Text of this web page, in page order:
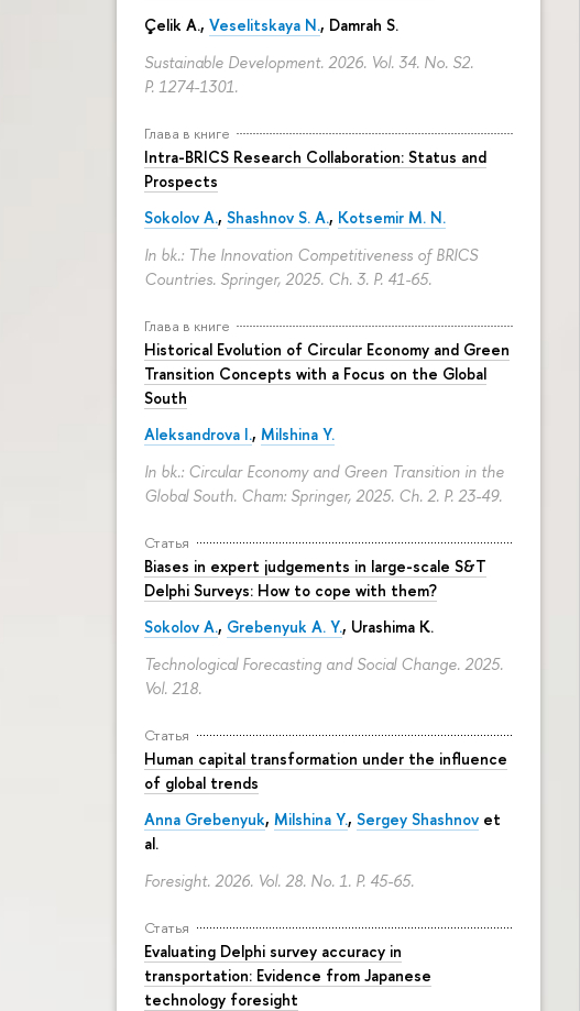
Çelik A., Veselitskaya N., Damrah S.
Sustainable Development. 2026. Vol. 34. No. S2.
P. 1274-1301.
Глава в книге
Intra-BRICS Research Collaboration: Status and
Prospects
Sokolov A., Shashnov S. A., Kotsemir M. N.
In bk.: The Innovation Competitiveness of BRICS
Countries. Springer, 2025. Ch. 3. P. 41-65.
Глава в книге
Historical Evolution of Circular Economy and Green
Transition Concepts with a Focus on the Global
South
Aleksandrova I., Milshina Y.
In bk.: Circular Economy and Green Transition in the
Global South. Cham: Springer, 2025. Ch. 2. P. 23-49.
Статья
Biases in expert judgements in large-scale S&T
Delphi Surveys: How to cope with them?
Sokolov A., Grebenyuk A. Y., Urashima K.
Technological Forecasting and Social Change. 2025.
Vol. 218.
Статья
Human capital transformation under the influence
of global trends
Anna Grebenyuk, Milshina Y., Sergey Shashnov et
al.
Foresight. 2026. Vol. 28. No. 1. P. 45-65.
Статья
Evaluating Delphi survey accuracy in
transportation: Evidence from Japanese
technology foresight